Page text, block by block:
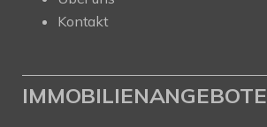
Kontakt
IMMOBILIENANGEBOTE